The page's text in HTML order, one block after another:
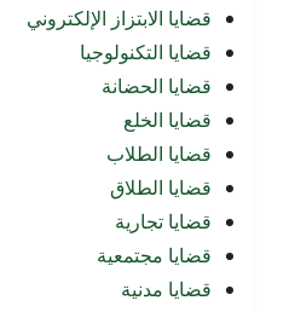
قضايا الابتزاز الإلكتروني
قضايا التكنولوجيا
قضايا الحضانة
قضايا الخلع
قضايا الطلاب
قضايا الطلاق
قضايا تجارية
قضايا مجتمعية
قضايا مدنية